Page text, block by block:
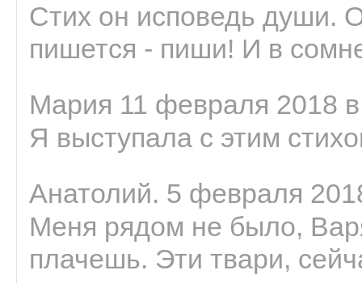
Стих он исповедь души.
пишется - пиши! И в
Мария 11 февраля 2018
Я выступала с этим
Анатолий. 5 февраля
Меня рядом не было,
плачешь. Эти твари,